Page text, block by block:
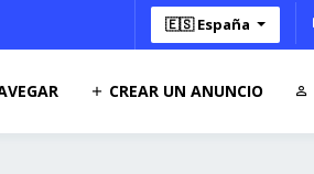
🇪🇸 España
CREAR UN ANUNCIO